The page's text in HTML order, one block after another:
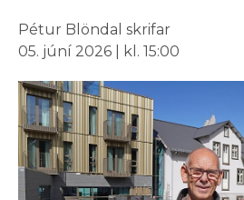
Pétur Blöndal skrifar
05. júní 2026 | kl. 15:00